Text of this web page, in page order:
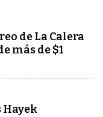
de La Calera
más de $1
Hayek